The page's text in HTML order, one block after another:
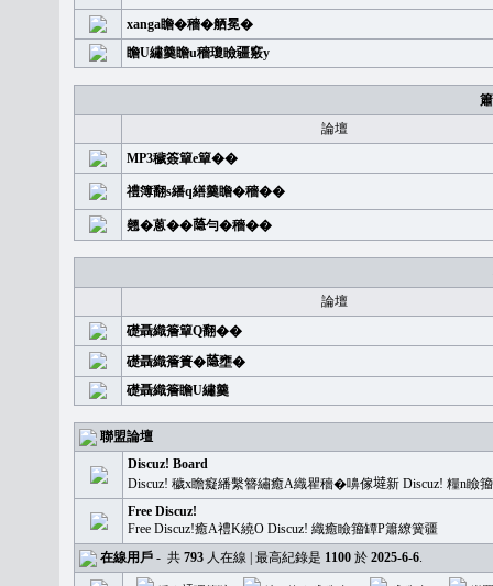
xanga瞻�穡�舾冕�
瞻U繡羹瞻u穡瓊瞼疆竅y
論壇
MP3穢簽簞e簞��
禮簿翻s繙q繕羹瞻�穡��
翹�蒽��𦻕勻�穡��
論壇
礎聶織簷簞Q翻��
礎聶織簷簣�𦻕壅�
礎聶織簷瞻U繡羹
聯盟論壇
Discuz! Board
Discuz! 穢x瞻癡繙繫簪繡癒A織瞿穡�嚊傢𡐿新 Discuz! 糧n
Free Discuz!
Free Discuz!癒A禮K繞O Discuz! 織癒瞼籀罈P簫繚簧疆
在線用戶 - 共 793 人在線 | 最高紀錄是 1100 於 2025-6-6.